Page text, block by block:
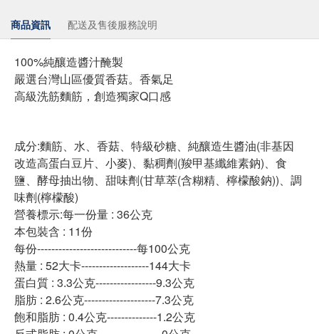
商品資訊 配送及售後服務說明
100%純釀造醬汁醃製
嚴選台灣山區優質香菇。香氣足
高級洗筋麵筋，創造獨家Q口感
成分:麵筋、水、香菇、特級砂糖、純釀造生醬油(非基因
改造高蛋白豆片、小麥)、黏稠劑(羧甲基纖維素鈉)、食
鹽、酵母抽出物、甜味劑(甘草萃(含糊精、檸檬酸鈉))、調
味劑(檸檬酸)
營養標示:每一份量 : 36公克
本包裝含 : 11份
每份----------------------------每100公克
熱量 : 52大卡-------------------144大卡
蛋白質 : 3.3公克-----------------9.3公克
脂肪 : 2.6公克--------------------7.3公克
飽和脂肪 : 0.4公克--------------1.2公克